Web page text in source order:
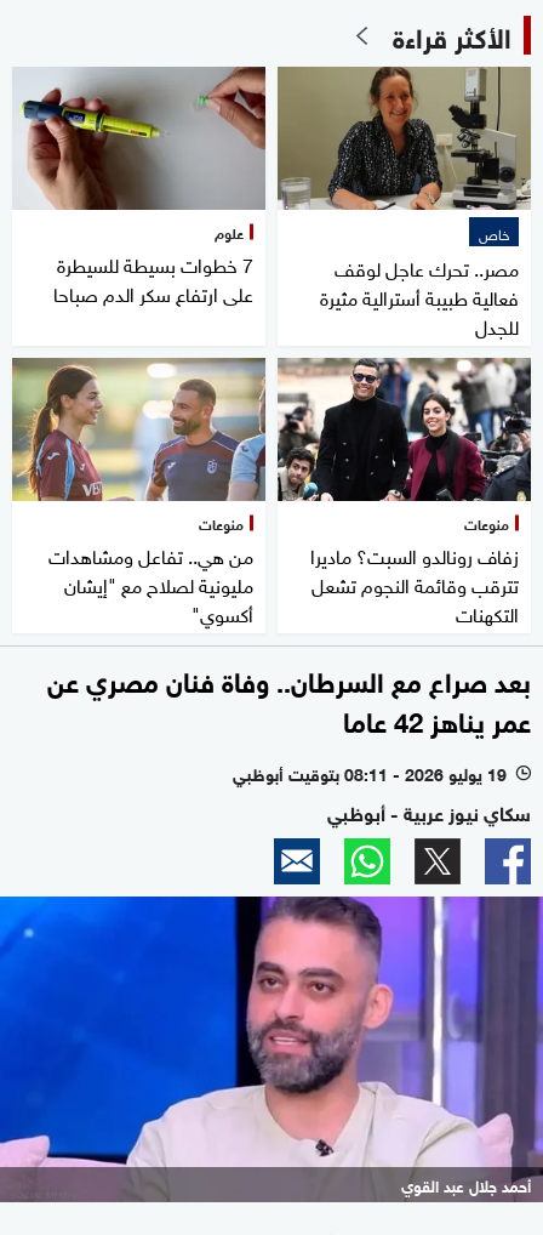
الأكثر قراءة
خاص
مصر.. تحرك عاجل لوقف
فعالية طبيبة أسترالية مثيرة
للجدل
علوم
7 خطوات بسيطة للسيطرة
على ارتفاع سكر الدم صباحا
منوعات
زفاف رونالدو السبت؟ ماديرا
تترقب وقائمة النجوم تشعل
التكهنات
منوعات
من هي.. تفاعل ومشاهدات
مليونية لصلاح مع "إيشان
أكسوي"
بعد صراع مع السرطان.. وفاة فنان مصري عن
عمر يناهز 42 عاما
l 19 يوليو 2026 - 08:11 بتوقيت أبوظبي
سكاي نيوز عربية - أبوظبي
أحمد جلال عبد القوي